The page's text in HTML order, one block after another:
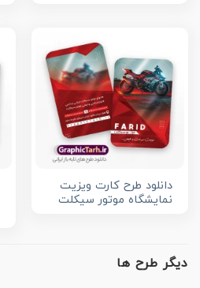
دانلود طرح کارت ویزیت
نمایشگاه موتور سیکلت
دیگر طرح ها